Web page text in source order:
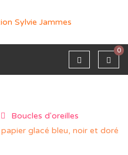
0
Boucles d'oreilles
glacé bleu, noir et doré